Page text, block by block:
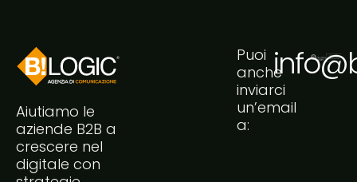
Aiutiamo le
aziende B2B a
crescere nel
digitale con
Puoi
anche
inviarci
un’email
a: